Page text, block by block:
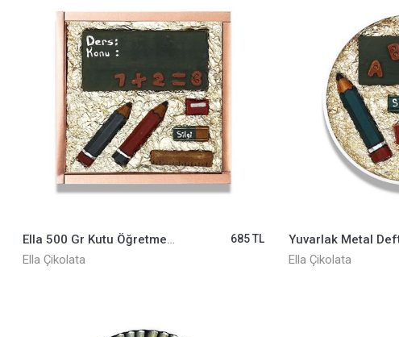
Ella 500 Gr Kutu Öğretmenler Günü ELLA0001078
Ella Çikolata
685 TL
Ella Çikolata